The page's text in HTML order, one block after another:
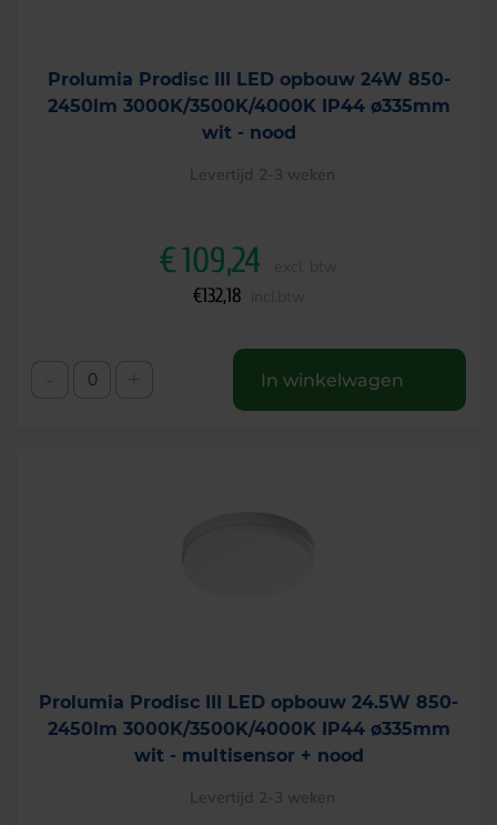
Prolumia Prodisc III LED opbouw 24W 850-
2450lm 3000K/3500K/4000K IP44 ø335mm
wit - nood
Levertijd 2-3 weken
€109,24
€132,18
In winkelwagen
Prolumia Prodisc III LED opbouw 24.5W 850-
2450lm 3000K/3500K/4000K IP44 ø335mm
wit - multisensor + nood
Levertijd 2-3 weken